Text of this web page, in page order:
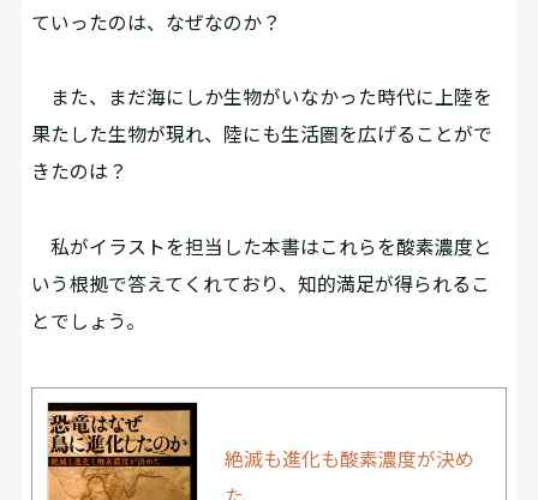
ていったのは、なぜなのか？
また、まだ海にしか生物がいなかった時代に上陸を
果たした生物が現れ、陸にも生活圏を広げることがで
きたのは？
私がイラストを担当した本書はこれらを酸素濃度と
いう根拠で答えてくれており、知的満足が得られるこ
とでしょう。
絶滅も進化も酸素濃度が決め